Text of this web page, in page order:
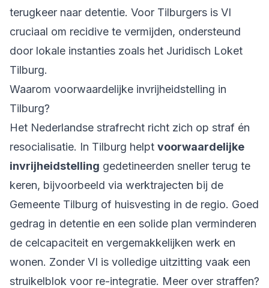
terugkeer naar detentie. Voor Tilburgers is VI
cruciaal om recidive te vermijden, ondersteund
door lokale instanties zoals het Juridisch Loket
Tilburg.
Waarom voorwaardelijke invrijheidstelling in
Tilburg?
Het Nederlandse strafrecht richt zich op straf én
resocialisatie. In Tilburg helpt voorwaardelijke
invrijheidstelling gedetineerden sneller terug te
keren, bijvoorbeeld via werktrajecten bij de
Gemeente Tilburg of huisvesting in de regio. Goed
gedrag in detentie en een solide plan verminderen
de celcapaciteit en vergemakkelijken werk en
wonen. Zonder VI is volledige uitzitting vaak een
struikelblok voor re-integratie. Meer over straffen?